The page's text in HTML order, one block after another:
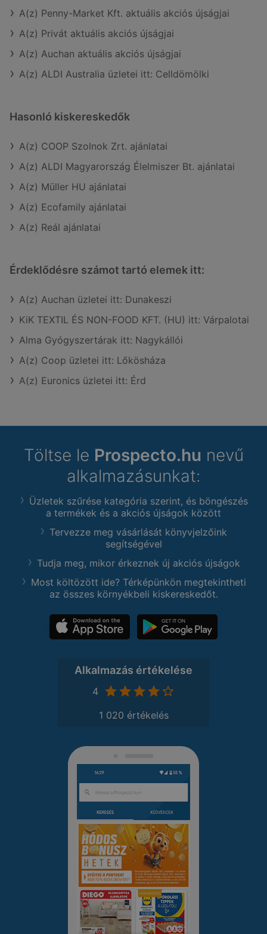
A(z) Penny-Market Kft. aktuális akciós újságjai
A(z) Privát aktuális akciós újságjai
A(z) Auchan aktuális akciós újságjai
A(z) ALDI Australia üzletei itt: Celldömölki
Hasonló kiskereskedők
A(z) COOP Szolnok Zrt. ajánlatai
A(z) ALDI Magyarország Élelmiszer Bt. ajánlatai
A(z) Müller HU ajánlatai
A(z) Ecofamily ajánlatai
A(z) Reál ajánlatai
Érdeklődésre számot tartó elemek itt:
A(z) Auchan üzletei itt: Dunakeszi
KiK TEXTIL ÉS NON-FOOD KFT. (HU) itt: Várpalotai
Alma Gyógyszertárak itt: Nagykállói
A(z) Coop üzletei itt: Lőkösháza
A(z) Euronics üzletei itt: Érd
Töltse le Prospecto.hu nevű
alkalmazásunkat:
Üzletek szűrése kategória szerint, és böngészés
a termékek és a akciós újságok között
Tervezze meg vásárlását könyvjelzőink
segítségével
Tudja meg, mikor érkeznek új akciós újságok
Most költözött ide? Térképünkön megtekintheti
az összes környékbeli kiskereskedőt.
Alkalmazás értékelése
4
1 020 értékelés